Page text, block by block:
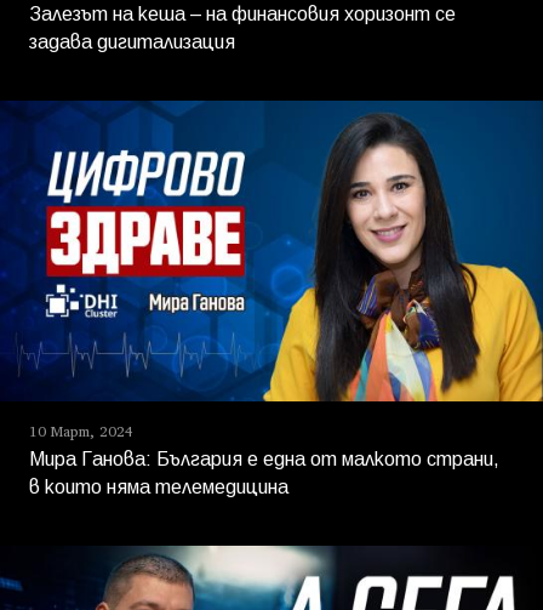
Залезът на кеша – на финансовия хоризонт се
задава дигитализация
10 Март, 2024
Мира Ганова: България е една от малкото страни,
в които няма телемедицина